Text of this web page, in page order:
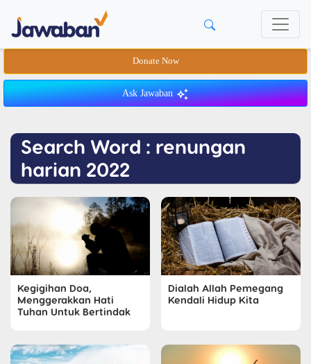
Donate Now
Ask Jawaban
Search Word : renungan
harian 2022
Kegigihan Doa,
Menggerakkan Hati
Tuhan Untuk Bertindak
Dialah Allah Pemegang
Kendali Hidup Kita